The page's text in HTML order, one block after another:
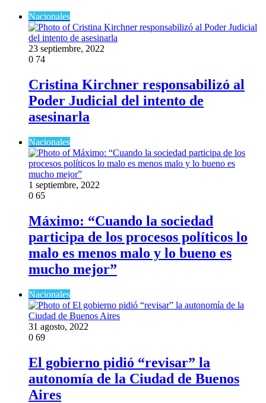
Nacionales
23 septiembre, 2022
0 74
Cristina Kirchner responsabilizó al
Poder Judicial del intento de
asesinarla
Nacionales
1 septiembre, 2022
0 65
Máximo: “Cuando la sociedad
participa de los procesos políticos lo
malo es menos malo y lo bueno es
mucho mejor”
Nacionales
31 agosto, 2022
0 69
El gobierno pidió “revisar” la
autonomía de la Ciudad de Buenos
Aires